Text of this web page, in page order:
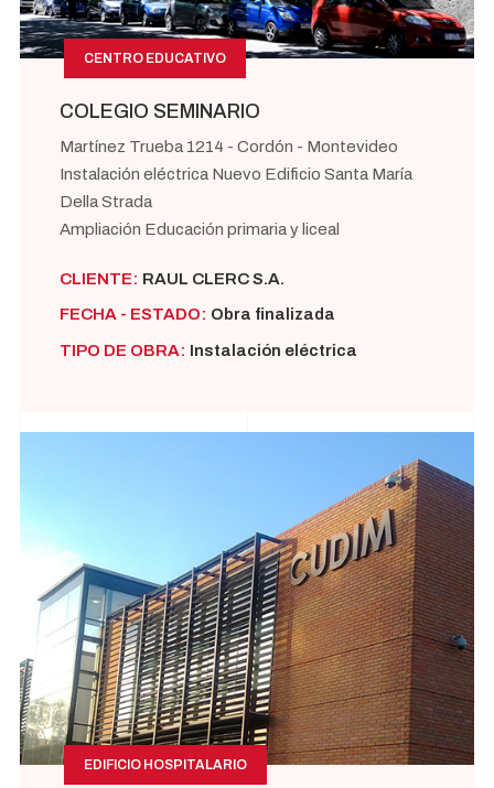
CENTRO EDUCATIVO
COLEGIO SEMINARIO
Martínez Trueba 1214 - Cordón - Montevideo
Instalación eléctrica Nuevo Edificio Santa María
Della Strada
Ampliación Educación primaria y liceal
CLIENTE: RAUL CLERC S.A.
FECHA - ESTADO: Obra finalizada
TIPO DE OBRA: Instalación eléctrica
EDIFICIO HOSPITALARIO